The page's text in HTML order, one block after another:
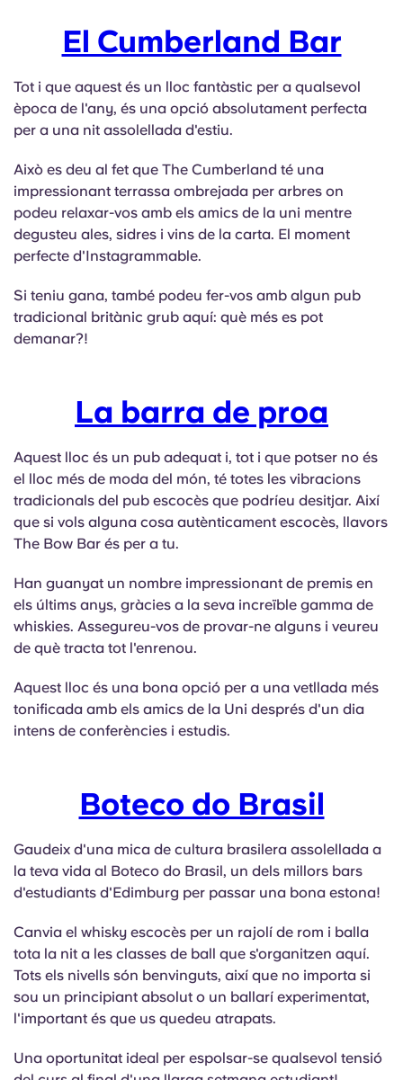
El Cumberland Bar
Tot i que aquest és un lloc fantàstic per a qualsevol
època de l'any, és una opció absolutament perfecta
per a una nit assolellada d'estiu.
Això es deu al fet que The Cumberland té una
impressionant terrassa ombrejada per arbres on
podeu relaxar-vos amb els amics de la uni mentre
degusteu ales, sidres i vins de la carta. El moment
perfecte d'Instagrammable.
Si teniu gana, també podeu fer-vos amb algun pub
tradicional britànic grub aquí: què més es pot
demanar?!
La barra de proa
Aquest lloc és un pub adequat i, tot i que potser no és
el lloc més de moda del món, té totes les vibracions
tradicionals del pub escocès que podríeu desitjar. Així
que si vols alguna cosa autènticament escocès, llavors
The Bow Bar és per a tu.
Han guanyat un nombre impressionant de premis en
els últims anys, gràcies a la seva increïble gamma de
whiskies. Assegureu-vos de provar-ne alguns i veureu
de què tracta tot l'enrenou.
Aquest lloc és una bona opció per a una vetllada més
tonificada amb els amics de la Uni després d'un dia
intens de conferències i estudis.
Boteco do Brasil
Gaudeix d'una mica de cultura brasilera assolellada a
la teva vida al Boteco do Brasil, un dels millors bars
d'estudiants d'Edimburg per passar una bona estona!
Canvia el whisky escocès per un rajolí de rom i balla
tota la nit a les classes de ball que s'organitzen aquí.
Tots els nivells són benvinguts, així que no importa si
sou un principiant absolut o un ballarí experimentat,
l'important és que us quedeu atrapats.
Una oportunitat ideal per espolsar-se qualsevol tensió